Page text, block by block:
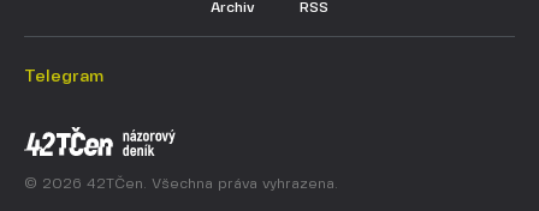
Archiv RSS
© 2026 42TČen. Všechna práva vyhrazena.
Telegram